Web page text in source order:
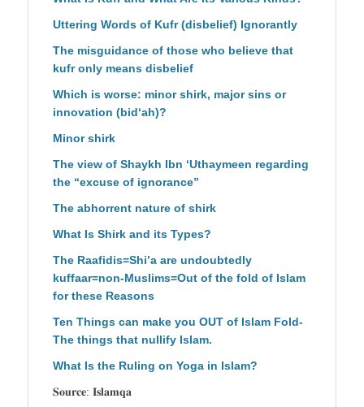
Uttering Words of Kufr (disbelief) Ignorantly
The misguidance of those who believe that
kufr only means disbelief
Which is worse: minor shirk, major sins or
innovation (bid‘ah)?
Minor shirk
The view of Shaykh Ibn ‘Uthaymeen regarding
the “excuse of ignorance”
The abhorrent nature of shirk
What Is Shirk and its Types?
The Raafidis=Shi’a are undoubtedly
kuffaar=non-Muslims=Out of the fold of Islam
for these Reasons
Ten Things can make you OUT of Islam Fold-
The things that nullify Islam.
What Is the Ruling on Yoga in Islam?
𝐒𝐨𝐮𝐫𝐜𝐞: 𝐈𝐬𝐥𝐚𝐦𝐪𝐚